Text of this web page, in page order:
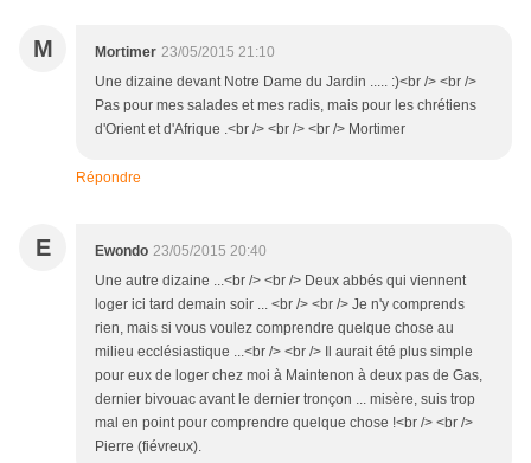
M Mortimer 23/05/2015 21:10
Une dizaine devant Notre Dame du Jardin ..... :)<br /> <br />
Pas pour mes salades et mes radis, mais pour les chrétiens
d'Orient et d'Afrique .<br /> <br /> <br /> Mortimer
Répondre
E Ewondo 23/05/2015 20:40
Une autre dizaine ...<br /> <br /> Deux abbés qui viennent
loger ici tard demain soir ... <br /> <br /> Je n'y comprends
rien, mais si vous voulez comprendre quelque chose au
milieu ecclésiastique ...<br /> <br /> Il aurait été plus simple
pour eux de loger chez moi à Maintenon à deux pas de Gas,
dernier bivouac avant le dernier tronçon ... misère, suis trop
mal en point pour comprendre quelque chose !<br /> <br />
Pierre (fiévreux).